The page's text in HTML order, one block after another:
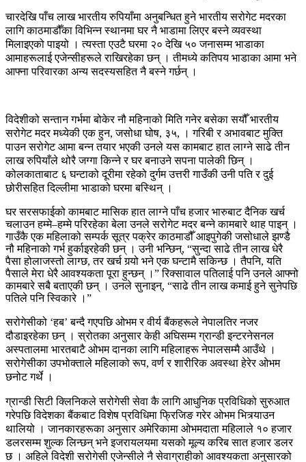
चारदेखि पाँच लाख भारतीय रुपियाँमा अनुबन्धित हुने भारतीय सरोगेट मदरका
लागि काठमाडौँका विभिन्न स्थानमा घर नै भाडामा लिएर बस्ने व्यवस्था
मिलाइएको पाइयो । त्यस्ता एउटै घरमा २० देखि ५० जनासम्म भाडाका
आमाहरूलाई एजेन्सीहरूले राखिरहेका छन् । तीमध्ये कतिपय भाडाका आमा भने
आफ्ना परिवारका अन्य सदस्यसहित नै बस्ने गर्छन् ।
विदेशीको सन्तान गर्भमा बोकेर नौ महिनाको मिति गनेर बसेका सयौँ भारतीय
सरोगेट मदर मध्येकी एक हुन, जसोधा घोष, ३५, । गरिबी र अभावबाट मुक्ति
पाउन सरोगेट आमा बन्न तयार भएकी उनले यस कामबाट हात लाग्ने साढे तीन
लाख रुपियाँले थोरै जग्गा किन्ने र घर बनाउने सपना पालेकी छिन् ।
कोलकाताबाट ६ घन्टाको दूरीमा रहेको दुर्गम उत्तरी गाउँकी उनी पति र दुई
छोरीसहित दिल्लीमा भाडाको घरमा बस्थिन् ।
घर सरसफाईको कामबाट मासिक हात लाग्ने पाँच हजार भारुबाट दैनिक खर्च
चलाउन हम्मे–हम्मे परिरहेका बेला उनले सरोगेट मदर बन्ने कामबारे थाह पाइन् ।
गाउँकै एक महिलाको सम्पर्क सूत्र पक्रेर काठमाडौँ आइपुगेकी जसोधाले झण्डै
नौ महिनाको गर्भ हुर्काइरहेकी छन् । उनी भन्छिन्, “सुन्दा साढे तीन लाख धेरै
पैसा होलाजस्तो लाग्छ, तर खर्च गर्‍यो भने एक घन्टामै सकिन्छ । तैपनि, यति
पैसाले मेरा धेरै आवश्यकता पूरा हुन्छन् ।” रिक्सावाल पतिलाई पनि उनले आफ्नो
कामबारे सबै बताएकी छन् । उनले सुनाइन्, “साढे तीन लाख कमाई हुने सुनेपछि
पतिले पनि स्विकारे ।”
सरोगेसीको ‘हब’ बन्दै गएपछि ओभम र वीर्य बैंकहरूले नेपालतिर नजर
दौडाइरहेका छन् । स्रोतका अनुसार केही अघिसम्म ग्रान्डी इन्टरनेसनल
अस्पतालमा भारतबाटै ओभम दानका लागि महिलाहरू नेपालसम्मै आउँथे ।
सरोगेसीका उपभोक्ताले महिलाको रूप, वर्ण र शारीरिक अवस्था हेरेर ओभम
छनोट गर्थे ।
ग्रान्डी सिटी क्लिनिकले सरोगेसी सेवा कै लागि आधुनिक प्रविधिको सुरुआत
गरेपछि विदेशका बैंकबाट विशेष प्रविधिमा फ्रिजिङ गरेर ओभम भित्र्याउन
थालियो । जानकारहरूका अनुसार अमेरिकामा ओभमदाता महिलाले १० हजार
डलरसम्म शुल्क लिन्छन् भने इजरायलयमा यसको मूल्य करिब सात हजार डलर
छ । अहिले विदेशी सरोगेसी एजेन्सीले नै सेवाग्राहीको आवश्यकता अनुसारको